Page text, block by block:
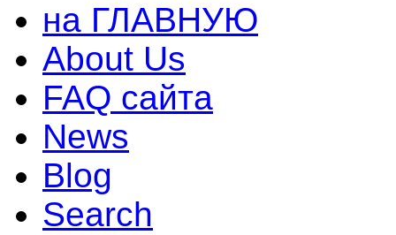
на ГЛАВНУЮ
About Us
FAQ сайта
News
Blog
Search